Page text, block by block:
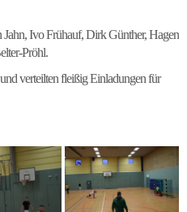
Ivo Frühauf, Dirk Günther, Hagen
Pröhl.
verteilten fleißig Einladungen für